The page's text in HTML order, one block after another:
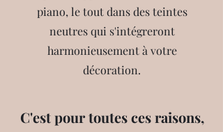
piano, le tout dans des teintes
neutres qui s'intégreront
harmonieusement à votre
décoration.
C'est pour toutes ces raisons,